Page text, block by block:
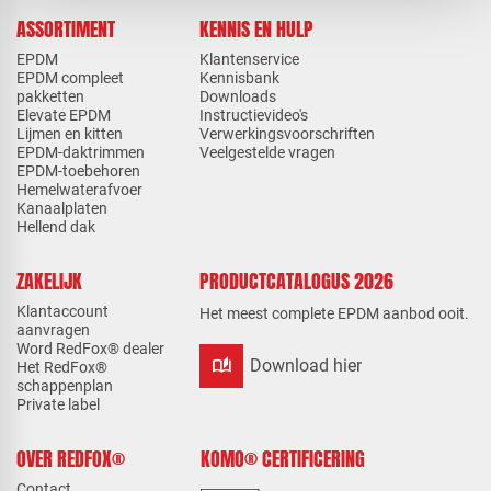
ASSORTIMENT
EPDM
EPDM compleet
pakketten
Elevate EPDM
Lijmen en kitten
EPDM-daktrimmen
EPDM-toebehoren
Hemelwaterafvoer
Kanaalplaten
Hellend dak
KENNIS EN HULP
Klantenservice
Kennisbank
Downloads
Instructievideo's
Verwerkingsvoorschriften
Veelgestelde vragen
ZAKELIJK
Klantaccount
aanvragen
Word RedFox® dealer
Het RedFox®
schappenplan
Private label
PRODUCTCATALOGUS 2026
Het meest complete EPDM aanbod ooit.
auto_stories Download hier
OVER REDFOX® KOMO® CERTIFICERING